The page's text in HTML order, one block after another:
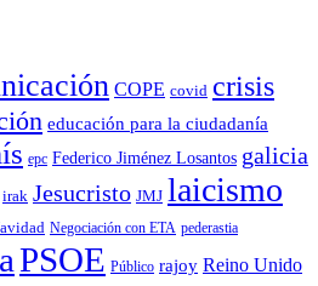
COPE covid crisis
educación para la ciudadaní­a
epc Federico Jiménez Losantos galicia
irak Jesucristo JMJ laicismo
Negociación con ETA pederastia
PSOE Público rajoy Reino Unido